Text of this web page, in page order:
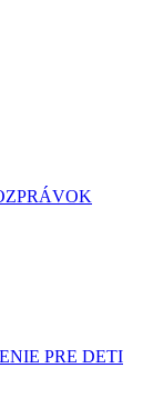
PRE DETI